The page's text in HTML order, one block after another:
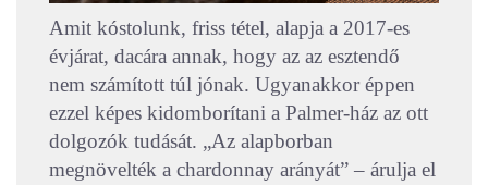
Amit kóstolunk, friss tétel, alapja a 2017-es
évjárat, dacára annak, hogy az az esztendő
nem számított túl jónak. Ugyanakkor éppen
ezzel képes kidomborítani a Palmer-ház az ott
dolgozók tudását. „Az alapborban
megnövelték a chardonnay arányát” – árulja el